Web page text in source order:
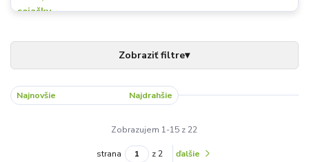
Najnovšie Najdrahšie
Zobrazujem 1-15 z 22
strana z 2 ďalšie